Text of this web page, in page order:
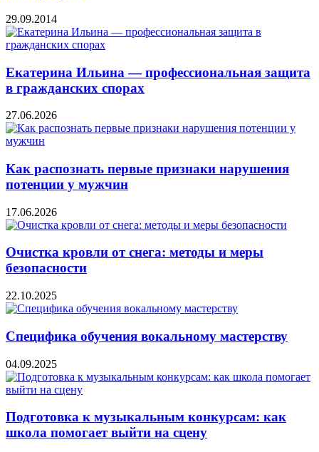
29.09.2014
Екатерина Ильина — профессиональная защита
в гражданских спорах
27.06.2026
Как распознать первые признаки нарушения
потенции у мужчин
17.06.2026
Очистка кровли от снега: методы и меры
безопасности
22.10.2025
Специфика обучения вокальному мастерству
04.09.2025
Подготовка к музыкальным конкурсам: как
школа помогает выйти на сцену